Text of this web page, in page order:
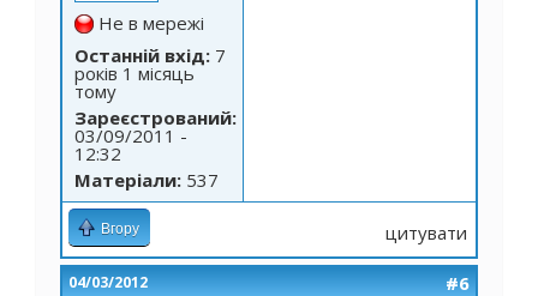
Не в мережі
Останній вхід: 7
років 1 місяць
тому
Зареєстрований:
03/09/2011 -
12:32
Матеріали: 537
Вгору цитувати
04/03/2012 #6